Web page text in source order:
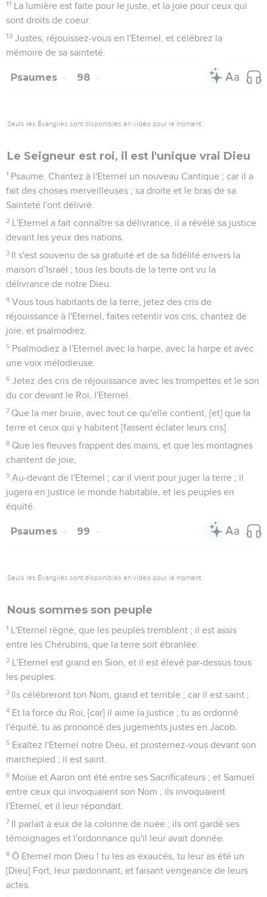
11 La lumière est faite pour le juste, et la joie pour ceux qui
sont droits de coeur.
12 Justes, réjouissez-vous en l'Eternel, et célébrez la
mémoire de sa sainteté.
Psaumes 98
Seuls les Évangiles sont disponibles en vidéo pour le moment.
Le Seigneur est roi, il est l'unique vrai Dieu
1 Psaume. Chantez à l'Eternel un nouveau Cantique ; car il a
fait des choses merveilleuses ; sa droite et le bras de sa
Sainteté l'ont délivré.
2 L'Eternel a fait connaître sa délivrance, il a révélé sa justice
devant les yeux des nations.
3 Il s'est souvenu de sa gratuité et de sa fidélité envers la
maison d’Israël ; tous les bouts de la terre ont vu la
délivrance de notre Dieu.
4 Vous tous habitants de la terre, jetez des cris de
réjouissance à l'Eternel, faites retentir vos cris, chantez de
joie, et psalmodiez.
5 Psalmodiez à l'Eternel avec la harpe, avec la harpe et avec
une voix mélodieuse.
6 Jetez des cris de réjouissance avec les trompettes et le son
du cor devant le Roi, l'Eternel.
7 Que la mer bruie, avec tout ce qu'elle contient, [et] que la
terre et ceux qui y habitent [fassent éclater leurs cris].
8 Que les fleuves frappent des mains, et que les montagnes
chantent de joie,
9 Au-devant de l'Eternel ; car il vient pour juger la terre ; il
jugera en justice le monde habitable, et les peuples en
équité.
Psaumes 99
Seuls les Évangiles sont disponibles en vidéo pour le moment.
Nous sommes son peuple
1 L'Eternel règne, que les peuples tremblent ; il est assis
entre les Chérubins, que la terre soit ébranlée.
2 L'Eternel est grand en Sion, et il est élevé par-dessus tous
les peuples.
3 Ils célébreront ton Nom, grand et terrible ; car il est saint ;
4 Et la force du Roi, [car] il aime la justice ; tu as ordonné
l'équité, tu as prononcé des jugements justes en Jacob.
5 Exaltez l'Eternel notre Dieu, et prosternez-vous devant son
marchepied ; il est saint.
6 Moïse et Aaron ont été entre ses Sacrificateurs ; et Samuel
entre ceux qui invoquaient son Nom ; ils invoquaient
l'Eternel, et il leur répondait.
7 Il parlait à eux de la colonne de nuée ; ils ont gardé ses
témoignages et l'ordonnance qu'il leur avait donnée.
8 Ô Eternel mon Dieu ! tu les as exaucés, tu leur as été un
[Dieu] Fort, leur pardonnant, et faisant vengeance de leurs
actes.